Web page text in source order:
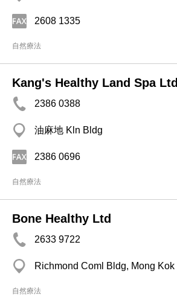
2608 1335
自然療法
Kang's Healthy Land Spa Ltd
2386 0388
油麻地 Kln Bldg
2386 0696
自然療法
Bone Healthy Ltd
2633 9722
Richmond Coml Bldg, Mong Kok
自然療法